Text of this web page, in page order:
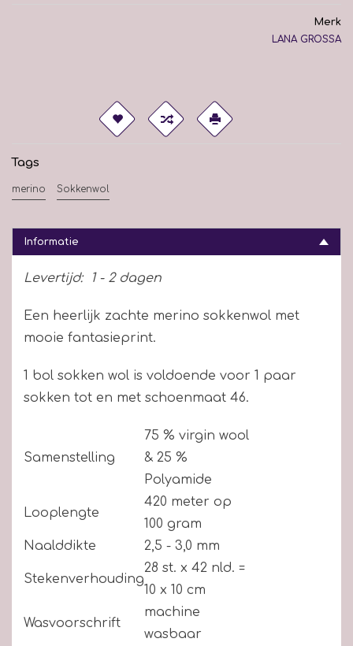
Merk
LANA GROSSA
Tags
merino Sokkenwol
Informatie
Levertijd: 1 - 2 dagen
Een heerlijk zachte merino sokkenwol met
mooie fantasieprint.
1 bol sokken wol is voldoende voor 1 paar
sokken tot en met schoenmaat 46.
Samenstelling
75 % virgin wool
& 25 %
Polyamide
Looplengte
420 meter op
100 gram
Naalddikte
2,5 - 3,0 mm
Stekenverhouding
28 st. x 42 nld. =
10 x 10 cm
Wasvoorschrift
machine
wasbaar